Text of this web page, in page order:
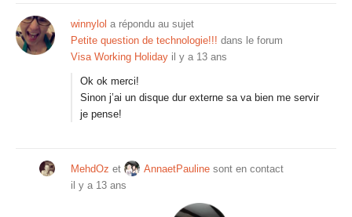
winnylol a répondu au sujet
Petite question de technologie!!! dans le forum
Visa Working Holiday il y a 13 ans
Ok ok merci!
Sinon j’ai un disque dur externe sa va bien me servir
je pense!
MehdOz et AnnaetPauline sont en contact
il y a 13 ans